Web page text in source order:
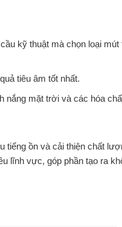
kỹ thuật mà chọn loại
tiêu âm tốt nhất.
nắng mặt trời và các hóa
tiếng ồn và cải thiện chất
lĩnh vực, góp phần tạo ra